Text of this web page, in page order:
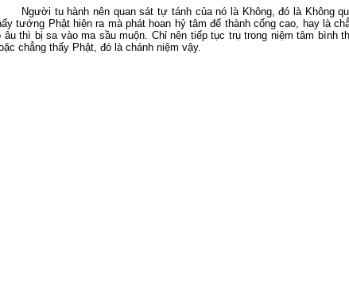
Người tu hành nên quan sát tự tánh của nó là Không, đó là Không
tướng Phật hiện ra mà phát hoan hỷ tâm để thành cống cao, hay là
âu thì bị sa vào ma sầu muộn. Chỉ nên tiếp tục trụ trong niệm tâm bình
chẳng thấy Phật, đó là chánh niệm vậy.